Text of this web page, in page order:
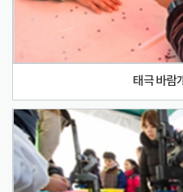
태극 바람